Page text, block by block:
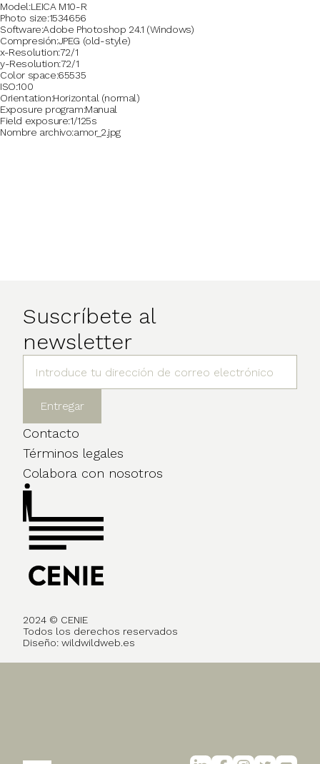
Model LEICA M10-R
Photo size 1534656
Software Adobe Photoshop 24.1 (Windows)
Compresión JPEG (old-style)
x-Resolution72/1
y-Resolution72/1
Color space 65535
ISO 100
Orientation Horizontal (normal)
Exposure program Manual
Field exposure1/125s
Nombre archivo amor_2.jpg
Suscríbete al
newsletter
Contacto
Términos legales
Colabora con nosotros
2024 © CENIE
Todos los derechos reservados
Diseño: wildwildweb.es